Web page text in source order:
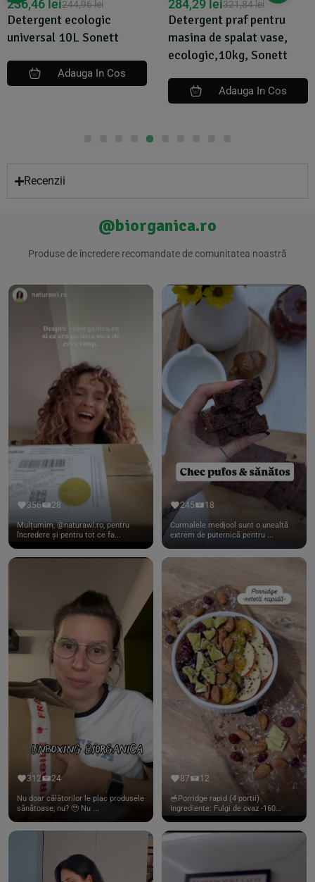
Detergent ecologic
universal 10L Sonett
244,96lei
236,46 lei
Adauga In Cos
Detergent praf pentru
masina de spalat vase,
ecologic,10kg, Sonett
321,84lei
284,29 lei
Adauga In Cos
Recenzii
@biorganica.ro
Produse de încredere recomandate de comunitatea noastră
356 28
Mulțumim, @naturawl.ro, pentru
încredere și pentru tot ce fa...
245 18
Curmalele medjool sunt o unealtă
extrem de puternică pentru ...
312 24
Nu doar călătorilor le plac produsele
sănătoase, nu? 🥹 Nu ...
87 12
🥣Porridge rapid (4 portii)
Ingrediente: Fulgi de ovaz -160...